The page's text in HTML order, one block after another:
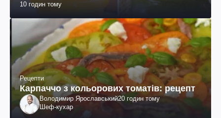
10 годин тому
Рецепти
Карпаччо з кольорових томатів: рецепт
Володимир Ярославський20 годин тому
Шеф-кухар